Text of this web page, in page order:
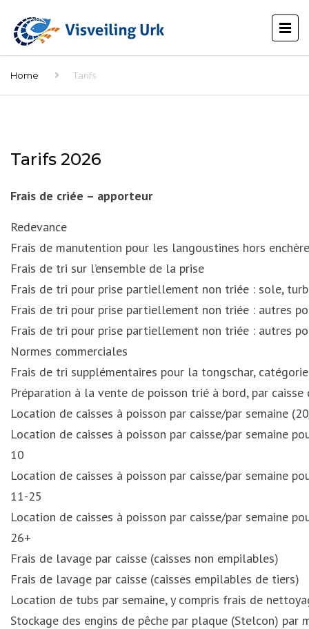
Home Tarifs
Tarifs 2026
Frais de criée – apporteur
Redevance
Frais de manutention pour les langoustines hors
Frais de tri sur l’ensemble de la prise
Frais de tri pour prise partiellement non triée : sole,
Frais de tri pour prise partiellement non triée : autres
Frais de tri pour prise partiellement non triée : autres
Normes commerciales
Frais de tri supplémentaires pour la tongschar,
Préparation à la vente de poisson trié à bord, par
Location de caisses à poisson par caisse/par semaine
Location de caisses à poisson par caisse/par semaine
10
Location de caisses à poisson par caisse/par semaine
11-25
Location de caisses à poisson par caisse/par semaine
26+
Frais de lavage par caisse (caisses non empilables)
Frais de lavage par caisse (caisses empilables de tiers)
Location de tubs par semaine, y compris frais de
Stockage des engins de pêche par plaque (Stelcon) par